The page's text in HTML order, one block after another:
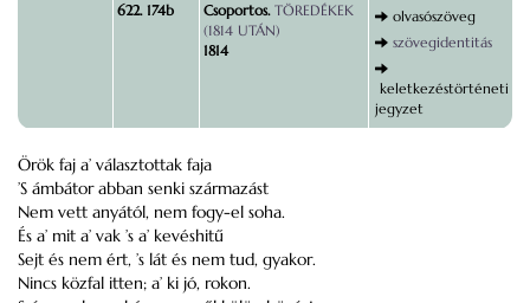
622. 174b
Csoportos. TÖREDÉKEK
(1814 UTÁN)
1814
olvasószöveg
szövegidentitás
keletkezéstörténeti
jegyzet
Örök faj a’ választottak faja
’S ámbátor abban senki származást
Nem vett anyától, nem fogy-el soha.
És a’ mit a’ vak ’s a’ kevéshitű
Sejt és nem ért, ’s lát és nem tud, gyakor.
Nincs közfal itten; a’ ki jó, rokon.